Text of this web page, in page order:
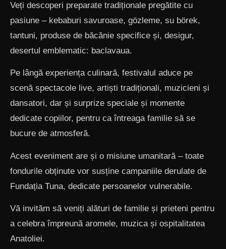
Veți descoperi preparate tradiționale pregătite cu
pasiune – kebaburi savuroase, gözleme, su börek,
tantuni, produse de băcănie specifice și, desigur,
desertul emblematic: baclavaua.
Pe lângă experiența culinară, festivalul aduce pe
scenă spectacole live, artiști tradiționali, muzicieni și
dansatori, dar și surprize speciale și momente
dedicate copiilor, pentru ca întreaga familie să se
bucure de atmosferă.
Acest eveniment are și o misiune umanitară – toate
fondurile obținute vor susține campaniile derulate de
Fundația Tuna, dedicate persoanelor vulnerabile.
Vă invităm să veniți alături de familie și prieteni pentru
a celebra împreună aromele, muzica și ospitalitatea
Anatoliei.